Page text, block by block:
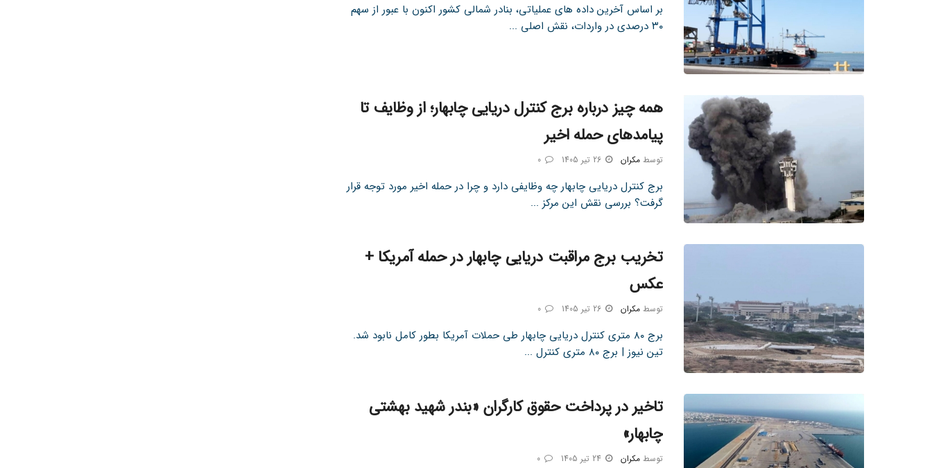
بر اساس آخرین داده های عملیاتی، بنادر شمالی کشور اکنون با عبور از سهم
۳۰ درصدی در واردات، نقش اصلی ...
همه چیز درباره برج کنترل دریایی چابهار؛ از وظایف تا
پیامدهای حمله اخیر
توسط مکران 26 تیر 1405 0
برج کنترل دریایی چابهار چه وظایفی دارد و چرا در حمله اخیر مورد توجه قرار
گرفت؟ بررسی نقش این مرکز ...
تخریب برج مراقبت دریایی چابهار در حمله آمریکا +
عکس
توسط مکران 26 تیر 1405 0
برج ۸۰ متری کنترل دریایی چابهار طی حملات آمریکا بطور کامل نابود شد.
تین نیوز | برج ۸۰ متری کنترل ...
تاخیر در پرداخت حقوق کارگران «بندر شهید بهشتی
چابهار»
توسط مکران 24 تیر 1405 0